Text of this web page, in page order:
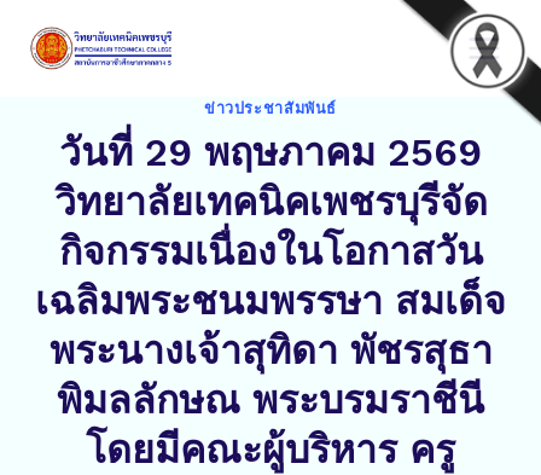
ข่าวประชาสัมพันธ์
วันที่ 29 พฤษภาคม 2569
วิทยาลัยเทคนิคเพชรบุรีจัด
กิจกรรมเนื่องในโอกาสวัน
เฉลิมพระชนมพรรษา สมเด็จ
พระนางเจ้าสุทิดา พัชรสุธา
พิมลลักษณ พระบรมราชีนี
โดยมีคณะผู้บริหาร ครู